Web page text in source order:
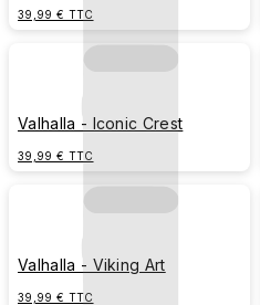
39,99 € TTC
Valhalla - Iconic Crest
39,99 € TTC
Valhalla - Viking Art
39,99 € TTC